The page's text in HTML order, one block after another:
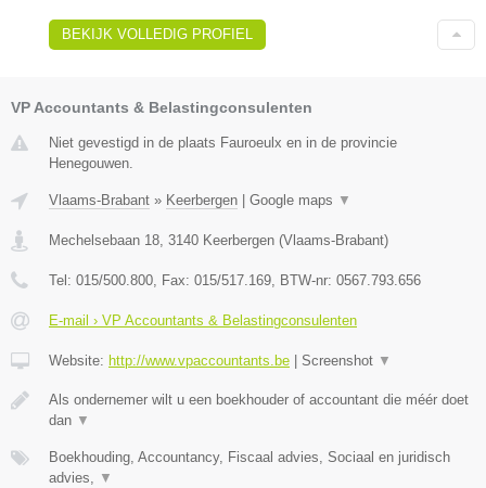
BEKIJK VOLLEDIG PROFIEL
VP Accountants & Belastingconsulenten
Niet gevestigd in de plaats Fauroeulx en in de provincie
Henegouwen.
Vlaams-Brabant » Keerbergen Google maps ▼
Mechelsebaan 18, 3140 Keerbergen (Vlaams-Brabant)
Tel: 015/500.800, Fax: 015/517.169, BTW-nr: 0567.793.656
E-mail › VP Accountants & Belastingconsulenten
Website: http://www.vpaccountants.be Screenshot ▼
Als ondernemer wilt u een boekhouder of accountant die méér doet
dan ▼
Boekhouding, Accountancy, Fiscaal advies, Sociaal en juridisch
advies, ▼